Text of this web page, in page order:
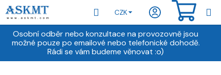
Přejít
na
obsah
Osobní odběr nebo konzultace na provozovně jsou
možné pouze po emailové nebo telefonické dohodě.
Rádi se vám budeme věnovat :o)
Hledat
CZK